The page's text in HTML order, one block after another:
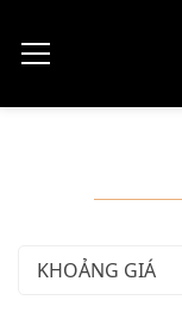
KHOẢNG GIÁ